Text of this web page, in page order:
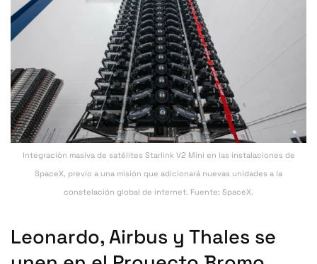
Integración masiva de satélites Starlink V2 Mini en las instalaciones de
SpaceX, previo a una misión que adicionará nuevas unidades a la
constelación global de internet. Fuente: SpaceX.
Leonardo, Airbus y Thales se